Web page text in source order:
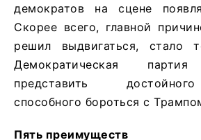
демократов на сцене
Скорее всего, главной
решил выдвигаться, стало
Демократическая
представить
способного бороться с
Пять преимуществ